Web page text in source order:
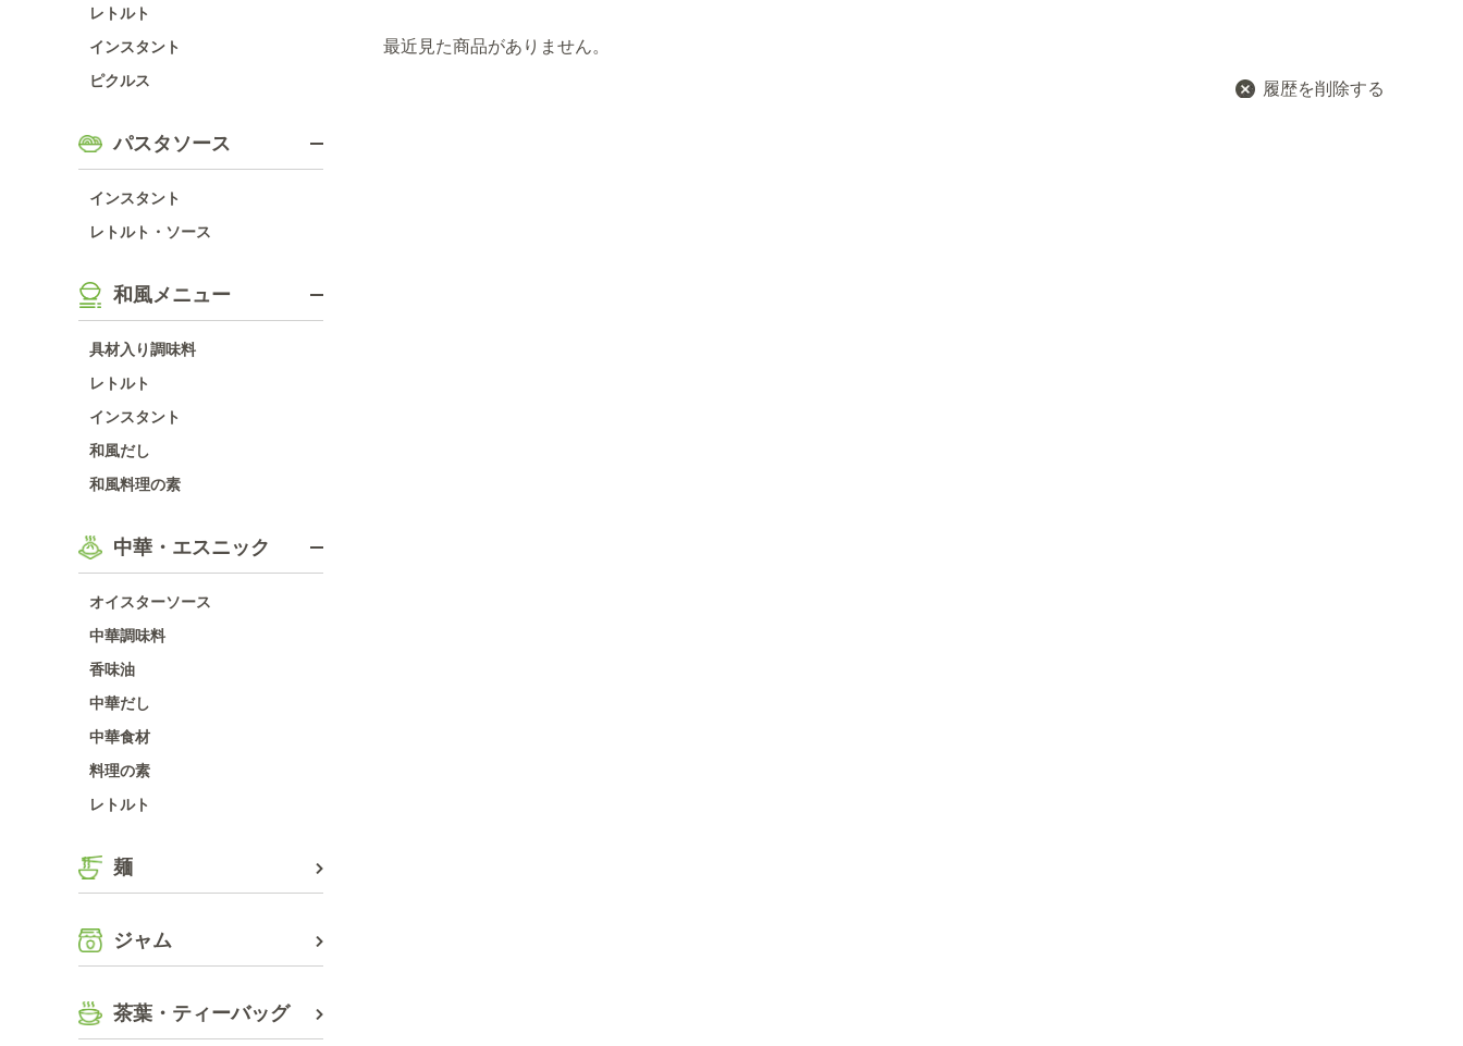
レトルト
インスタント
ピクルス
パスタソース
インスタント
レトルト・ソース
和風メニュー
具材入り調味料
レトルト
インスタント
和風だし
和風料理の素
中華・エスニック
オイスターソース
中華調味料
香味油
中華だし
中華食材
料理の素
レトルト
麺
ジャム
茶葉・ティーバッグ
最近見た商品がありません。
履歴を削除する